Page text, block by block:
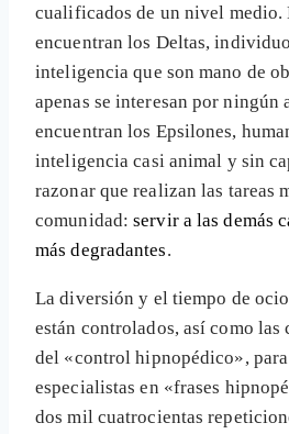
cualificados de un nivel medio.
encuentran los Deltas,
inteligencia que son mano de
apenas se interesan por ningún
encuentran los Epsilones,
inteligencia casi animal y sin
razonar que realizan las tareas
comunidad:servir a las demás
más degradantes.
La diversión y el tiempo de
están controlados, así como las
del «control hipnopédico»,
especialistas en «frases
dos mil cuatrocientas